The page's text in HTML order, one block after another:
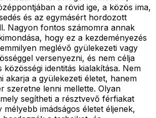
a rövid ige, a közös ima,
és az egymásért hordozott
Nagyon fontos számomra annak
hogy ez a kezdeményezés
meglévő gyülekezeti vagy
versenyezni, és nem célja
közösségi identitás kialakítása. Nem
akarja a gyülekezeti életet, hanem
szeretne lenni mellette. Olyan
segítheti a résztvevő férfiakat
mélyebb imádságos életet éljenek,